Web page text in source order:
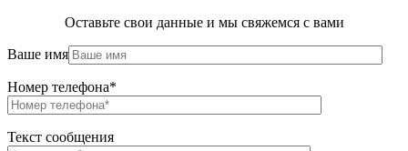
Оставьте свои данные и мы свяжемся с вами
Ваше имя
Номер телефона*
Текст сообщения